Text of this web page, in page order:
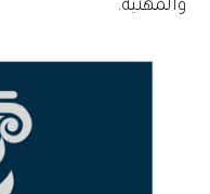
والمهنية.